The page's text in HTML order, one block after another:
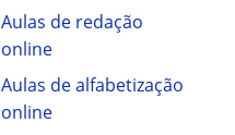
Aulas de redação
online
Aulas de alfabetização
online